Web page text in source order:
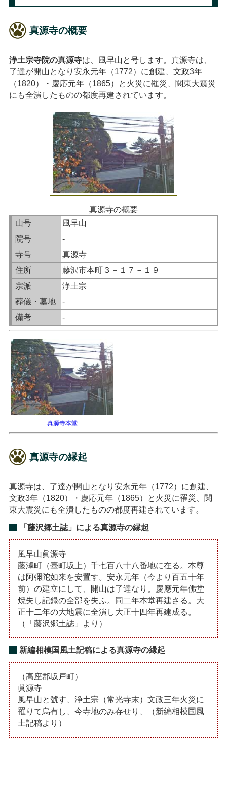
真源寺の概要
浄土宗寺院の真源寺は、風早山と号します。真源寺は、
了達が開山となり安永元年（1772）に創建、文政3年
（1820）・慶応元年（1865）と火災に罹災、関東大震災
にも全潰したものの都度再建されています。
真源寺の概要
山号
風早山
院号
-
寺号
真源寺
住所
藤沢市本町３－１７－１９
宗派
浄土宗
葬儀・墓地
-
備考
-
真源寺本堂
真源寺の縁起
真源寺は、了達が開山となり安永元年（1772）に創建、
文政3年（1820）・慶応元年（1865）と火災に罹災、関
東大震災にも全潰したものの都度再建されています。
「藤沢郷土誌」による真源寺の縁起
風早山眞源寺
藤澤町（臺町坂上）千七百八十八番地に在る。本尊
は阿彌陀如来を安置す。安永元年（今より百五十年
前）の建立にして、開山は了達なり。慶應元年佛堂
焼失し記録の全部を失ふ。同二年本堂再建さる。大
正十二年の大地震に全潰し大正十四年再建成る。
（「藤沢郷土誌」より）
新編相模国風土記稿による真源寺の縁起
（高座郡坂戸町）
眞源寺
風早山と號す、浄土宗（常光寺末）文政三年火災に
罹りて烏有し、今寺地のみ存せり、（新編相模国風
土記稿より）